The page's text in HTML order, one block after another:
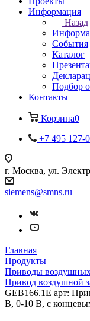
Информация
Назад
События
Каталог
Подбор
Контакты
Корзина0
+7 495 127-
г. Москва, ул.
siemens@smns.ru
Главная
Продукты
Приводы воздушных
Привод воздушной
GEB166.1E арт:
В, 0-10 В, с